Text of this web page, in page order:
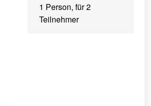
1 Person, für 2
Teilnehmer